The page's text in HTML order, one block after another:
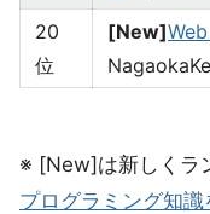
20
位
[New]
※ [New]は新しくラ
プログラミング知